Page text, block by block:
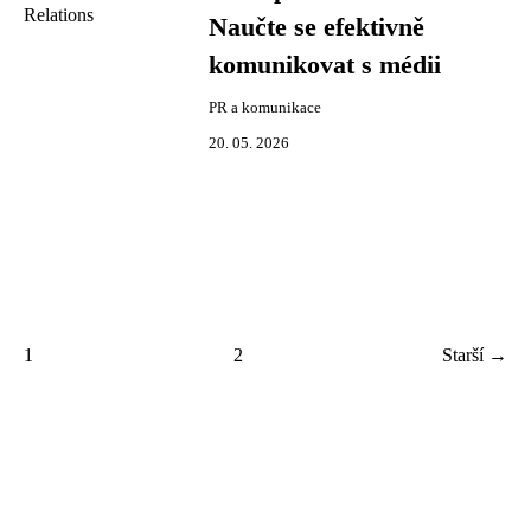
Naučte se efektivně
komunikovat s médii
PR a komunikace
20. 05. 2026
1 2 Starší →